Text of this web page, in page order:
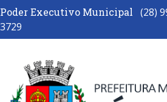
Poder Executivo Municipal
(28)
3729